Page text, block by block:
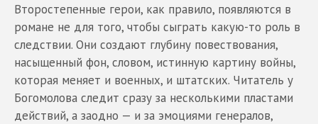
Второстепенные герои, как правило, появляются в
романе не для того, чтобы сыграть какую-то роль в
следствии. Они создают глубину повествования,
насыщенный фон, словом, истинную картину войны,
которая меняет и военных, и штатских. Читатель у
Богомолова следит сразу за несколькими пластами
действий, а заодно — и за эмоциями генералов,